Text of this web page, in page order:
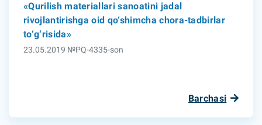
«Qurilish materiallari sanoatini jadal
rivojlantirishga oid qo‘shimcha chora-tadbirlar
to‘g‘risida»
23.05.2019 №PQ-4335-son
Barchasi